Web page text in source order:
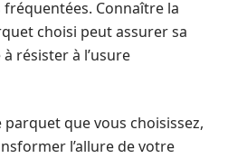
Connaître la
choisi peut assurer sa
résister à l’usure
que vous choisissez,
l’allure de votre